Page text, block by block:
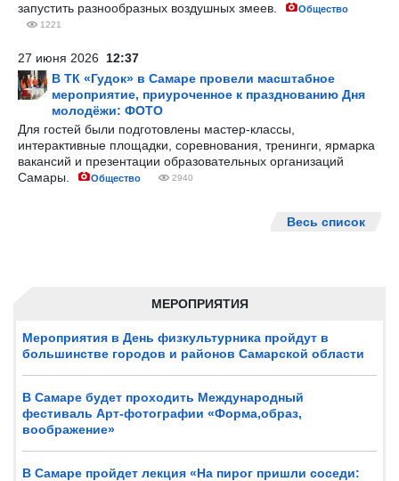
МЕРОПРИЯТИЯ
Мероприятия в День физкультурника пройдут в
большинстве городов и районов Самарской области
В Самаре будет проходить Международный
фестиваль Арт-фотографии «Форма,образ,
воображение»
В Самаре пройдет лекция «На пирог пришли соседи:
запустить разнообразных воздушных змеев.
Общество
1221
27 июня 2026 12:37
В ТК «Гудок» в Самаре провели масштабное
мероприятие, приуроченное к празднованию Дня
молодёжи: ФОТО
Для гостей были подготовлены мастер-классы,
интерактивные площадки, соревнования, тренинги, ярмарка
вакансий и презентации образовательных организаций
Самары.
Общество 2940
Весь список